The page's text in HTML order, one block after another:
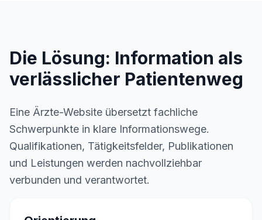
Die Lösung: Information als
verlässlicher Patientenweg
Eine Ärzte-Website übersetzt fachliche
Schwerpunkte in klare Informationswege.
Qualifikationen, Tätigkeitsfelder, Publikationen
und Leistungen werden nachvollziehbar
verbunden und verantwortet.